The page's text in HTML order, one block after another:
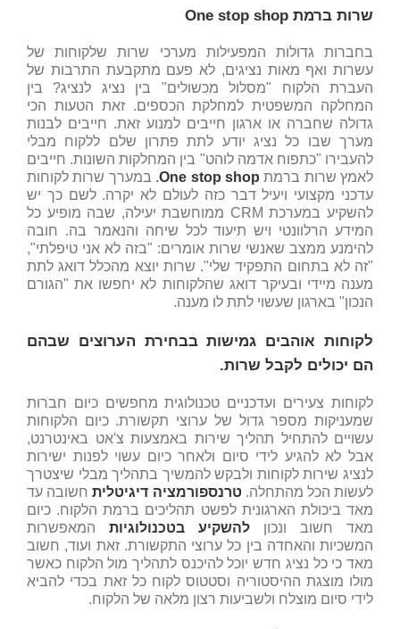
שרות ברמת One stop shop
בחברות גדולות המפעילות מערכי שרות שלקוחות של
עשרות ואף מאות נציגים, לא פעם מתקבעת התרבות של
העברת הלקוח "מסלול מכשולים" בין נציג לנציג? בין
המחלקה המשפטית למחלקת הכספים. זאת הטעות הכי
גדולה שחברה או ארגון חייבים למנוע זאת. חייבים לבנות
מערך שבו כל נציג יודע לתת פתרון שלם ללקוח מבלי
להעבירו "כתפוח אדמה לוהט" בין המחלקות השונות. חייבים
לאמץ שרות ברמת One stop shop
. במערך שרות לקוחות
עדכני מקצועי ויעיל דבר כזה לעולם לא יקרה. לשם כך יש
להשקיע במערכת CRM ממוחשבת יעילה, שבה מופיע כל
המידע הרלוונטי ויש תיעוד לכל שיחה והנאמר בה. חובה
להימנע ממצב שאנשי שרות אומרים: "בזה לא אני טיפלתי",
"זה לא בתחום התפקיד שלי". שרות יוצא מהכלל דואג לתת
מענה מיידי ובעיקר דואג שהלקוחות לא יחפשו את "הגורם
הנכון" בארגון שעשוי לתת לו מענה.
לקוחות אוהבים גמישות בבחירת הערוצים שבהם
הם יכולים לקבל שרות.
לקוחות צעירים ועדכניים טכנולוגית מחפשים כיום חברות
שמעניקות מספר גדול של ערוצי תקשורת. כיום הלקוחות
עשויים להתחיל תהליך שירות באמצעות צ'אט באינטרנט,
אבל לא להגיע לידי סיום ולאחר כיום עשוי לפנות ישירות
לנציג שירות לקוחות ולבקש להמשיך בתהליך מבלי שיצטרך
לעשות הכל מהתחלה.טרנספורמציה דיגיטליתחשובה עד
מאד ביכולת הארגונית לפשט תהליכים ברמת הלקוח. כיום
מאד חשוב ונכון להשקיע בטכנולוגיות המאפשרות
המשכיות והאחדה בין כל ערוצי התקשורת. זאת ועוד, חשוב
מאד כי כל נציג חדש יוכל להיכנס לתהליך מול הלקוח כאשר
מולו מוצגת ההיסטוריה וסטטוס לקוח כל זאת בכדי להביא
לידי סיום מוצלח ולשביעות רצון מלאה של הלקוח.